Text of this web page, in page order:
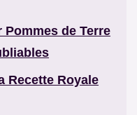
Pommes de Terre
Recette Royale